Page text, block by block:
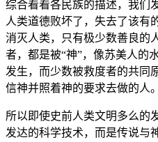
综合看看各民族的描述，我们
人类道德败坏了，失去了该有
消灭人类，只有极少数善良的
者，都是被“神”，像苏美人的
发生，而少数被救度者的共同
信神并照着神的要求去做的人。
所以即使史前人类文明多么的
发达的科学技术，而是传说与